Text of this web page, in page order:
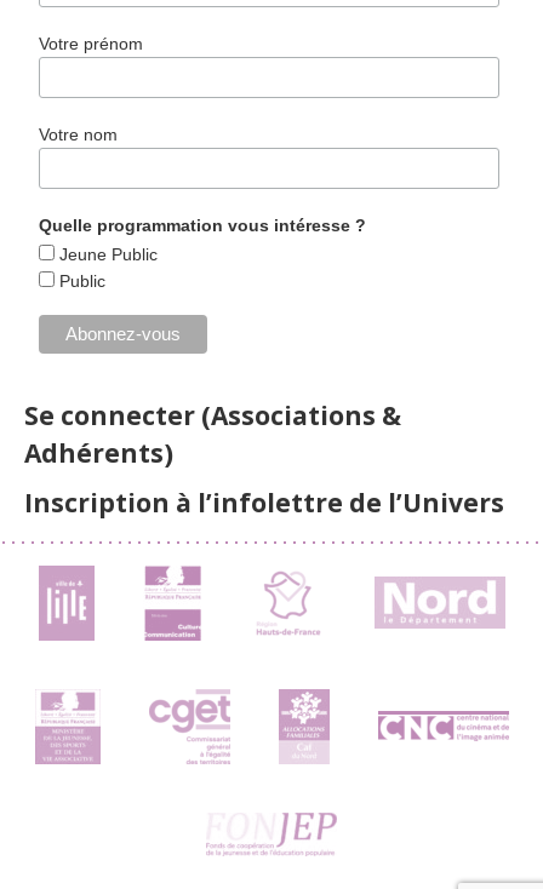
Votre prénom
Votre nom
Quelle programmation vous intéresse ?
Jeune Public
Public
Se connecter (Associations &
Adhérents)
Inscription à l’infolettre de l’Univers